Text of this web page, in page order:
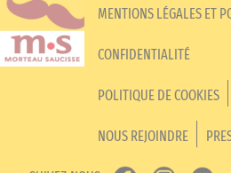
MENTIONS LÉGALES ET
CONFIDENTIALITÉ
POLITIQUE DE COOKIES
NOUS REJOINDRE